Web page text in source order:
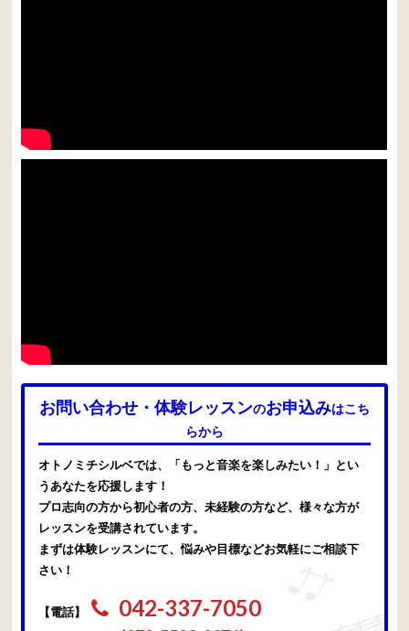
お問い合わせ・体験レッスンのお申込みはこち
らから
オトノミチシルベでは、「もっと音楽を楽しみたい！」とい
うあなたを応援します！
プロ志向の方から初心者の方、未経験の方など、様々な方が
レッスンを受講されています。
まずは体験レッスンにて、悩みや目標などお気軽にご相談下
さい！
【電話】 042-337-7050